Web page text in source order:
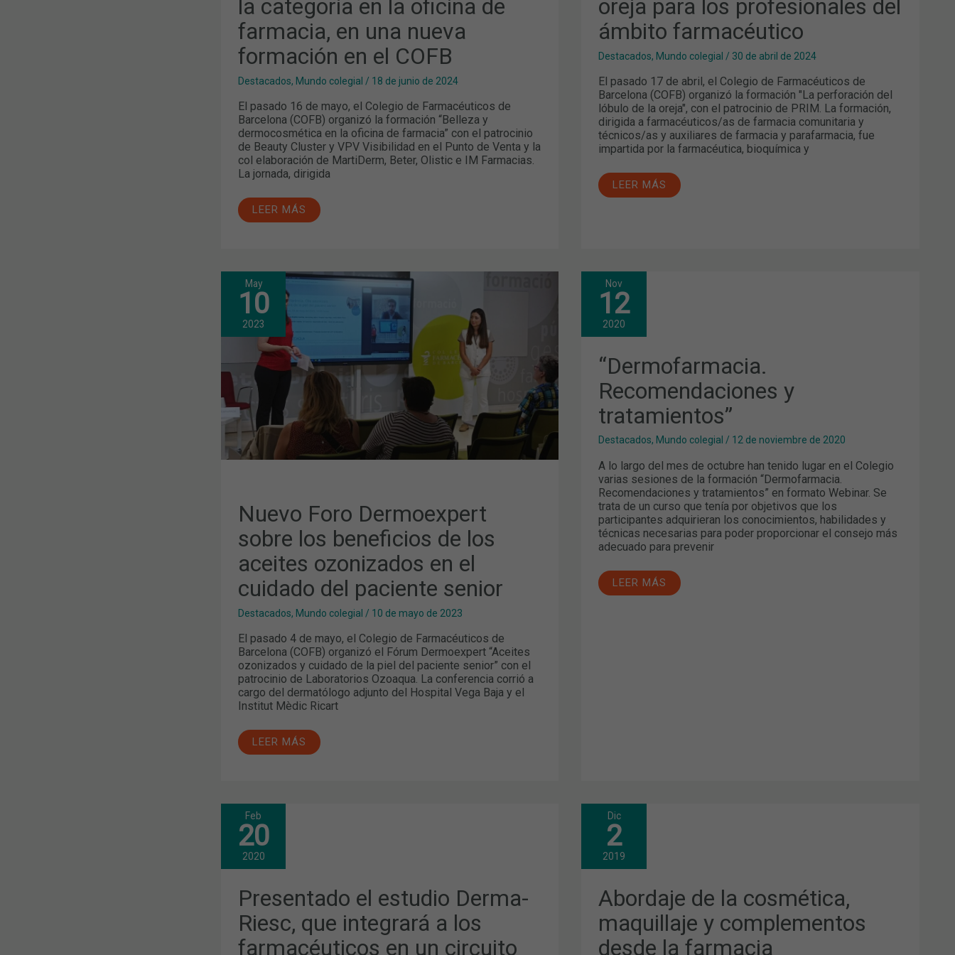
la categoría en la oficina de
farmacia, en una nueva
formación en el COFB
Destacados, Mundo colegial / 18 de junio de 2024
El pasado 16 de mayo, el Colegio de Farmacéuticos de
Barcelona (COFB) organizó la formación “Belleza y
dermocosmética en la oficina de farmacia” con el patrocinio
de Beauty Cluster y VPV Visibilidad en el Punto de Venta y la
col elaboración de MartiDerm, Beter, Olistic e IM Farmacias.
La jornada, dirigida
LEER MÁS
oreja para los profesionales del
ámbito farmacéutico
Destacados, Mundo colegial / 30 de abril de 2024
El pasado 17 de abril, el Colegio de Farmacéuticos de
Barcelona (COFB) organizó la formación "La perforación del
lóbulo de la oreja", con el patrocinio de PRIM. La formación,
dirigida a farmacéuticos/as de farmacia comunitaria y
técnicos/as y auxiliares de farmacia y parafarmacia, fue
impartida por la farmacéutica, bioquímica y
LEER MÁS
May
10
2023
Nuevo Foro Dermoexpert
sobre los beneficios de los
aceites ozonizados en el
cuidado del paciente senior
Destacados, Mundo colegial / 10 de mayo de 2023
El pasado 4 de mayo, el Colegio de Farmacéuticos de
Barcelona (COFB) organizó el Fórum Dermoexpert “Aceites
ozonizados y cuidado de la piel del paciente senior” con el
patrocinio de Laboratorios Ozoaqua. La conferencia corrió a
cargo del dermatólogo adjunto del Hospital Vega Baja y el
Institut Mèdic Ricart
NUEVO
FORO
DERMOEXPERT
SOBRE
LOS
BENEFICIOS
DE
LOS
ACEITES
OZONIZADOS
EL
CUIDADO
DEL
PACIENTE
SENIOR
LEER MÁS
Nov
12
2020
“Dermofarmacia.
Recomendaciones y
tratamientos”
Destacados, Mundo colegial / 12 de noviembre de 2020
A lo largo del mes de octubre han tenido lugar en el Colegio
varias sesiones de la formación “Dermofarmacia.
Recomendaciones y tratamientos” en formato Webinar. Se
trata de un curso que tenía por objetivos que los
participantes adquirieran los conocimientos, habilidades y
técnicas necesarias para poder proporcionar el consejo más
adecuado para prevenir
“DERMOFARMACIA.
RECOMENDACIONES
Y
TRATAMIENTOS”
LEER MÁS
Feb
20
2020
Presentado el estudio Derma-
Riesc, que integrará a los
farmacéuticos en un circuito
PRESENTADO
EL
ESTUDIO
DERMA-
RIESC,
INTEGRARÁ
A
LOS
FARMACÉUTICOS
EN
UN
Dic
2
2019
Abordaje de la cosmética,
maquillaje y complementos
desde la farmacia
ABORDAJE
DE
LA
COSMÉTICA,
MAQUILLAJE
COMPLEMENTOS
DESDE
LA
FARMACIA